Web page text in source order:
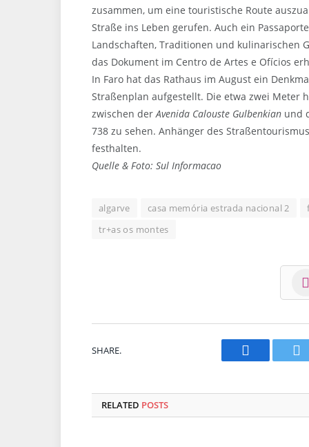
zusammen, um eine touristische Route
Straße ins Leben gerufen. Auch ein
Landschaften, Traditionen und kulinarischen
das Dokument im Centro de Artes e Ofícios
In Faro hat das Rathaus im August ein
Straßenplan aufgestellt. Die etwa zwei
zwischen derAvenida Calouste Gulbenkian und
738 zu sehen. Anhänger des
festhalten.
Quelle & Foto: Sul Informacao
algarve casa memória estrada nacional 2
tr+as os montes
SHARE. Facebook
RELATED POSTS